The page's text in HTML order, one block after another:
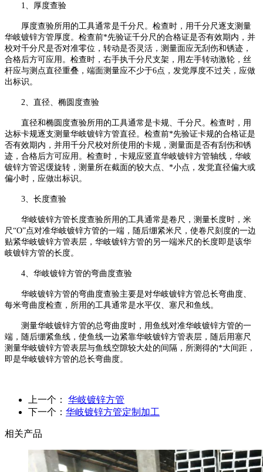
1、厚度查验
厚度查验所用的工具通常是千分尺。检查时，用千分尺逐支测量
华岐镀锌方管厚度。检查前*先验证千分尺的合格证是否有效期内，并
校对千分尺是否对准零位，转动是否灵活，测量面应无刮伤和锈迹，
合格后方可应用。检查时，右手执千分尺支架，用左手转动激轮，丝
杆应与测点直径重叠，端面测量应不少于6点，发觉厚度不过关，应做
出标识。
2、直径、椭圆度查验
直径和椭圆度查验所用的工具通常是卡规、千分尺。检查时，用
达标卡规逐支测量华岐镀锌方管直径。检查前*先验证卡规的合格证是
否有效期内，并用千分尺校对所使用的卡规，测量面是否有刮伤和锈
迹，合格后方可应用。检查时，卡规应竖直华岐镀锌方管轴线，华岐
镀锌方管迟缓旋转，测量所在截面的较大点、*小点，发觉直径偏大或
偏小时，应做出标识。
3、长度查验
华岐镀锌方管长度查验所用的工具通常是卷尺，测量长度时，米
尺“O”点对准华岐镀锌方管的一端，随后绷紧米尺，使卷尺刻度的一边
贴紧华岐镀锌方管表层，华岐镀锌方管的另一端米尺的长度即是该华
岐镀锌方管的长度。
4、华岐镀锌方管的弯曲度查验
华岐镀锌方管的弯曲度查验主要是对华岐镀锌方管总长弯曲度、
每米弯曲度检查，所用的工具通常是水平仪、塞尺和鱼线。
测量华岐镀锌方管的总弯曲度时，用鱼线对准华岐镀锌方管的一
端，随后绷紧鱼线，使鱼线一边紧靠华岐镀锌方管表层，随后用塞尺
测量华岐镀锌方管表层与鱼线空隙较大处的间隔，所测得的*大间距，
即是华岐镀锌方管的总长弯曲度。
上一个： 华岐镀锌方管
下一个： 华岐镀锌方管定制加工
相关产品